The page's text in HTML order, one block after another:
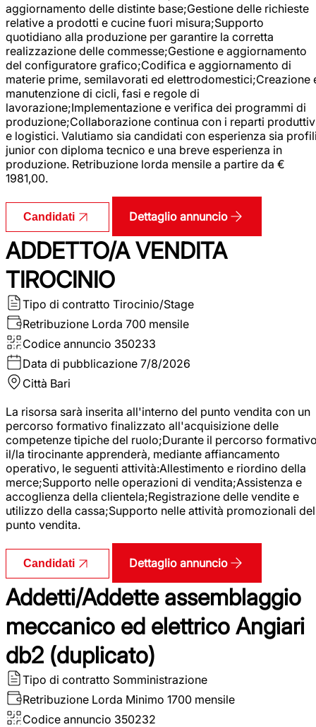
aggiornamento delle distinte base;Gestione delle richieste
relative a prodotti e cucine fuori misura;Supporto
quotidiano alla produzione per garantire la corretta
realizzazione delle commesse;Gestione e aggiornamento
del configuratore grafico;Codifica e aggiornamento di
materie prime, semilavorati ed elettrodomestici;Creazione
manutenzione di cicli, fasi e regole di
lavorazione;Implementazione e verifica dei programmi di
produzione;Collaborazione continua con i reparti
e logistici. Valutiamo sia candidati con esperienza sia
junior con diploma tecnico e una breve esperienza in
produzione. Retribuzione lorda mensile a partire da €
1981,00.
Candidati Dettaglio annuncio
ADDETTO/A VENDITA
TIROCINIO
Tipo di contratto Tirocinio/Stage
Retribuzione Lorda 700 mensile
Codice annuncio 350233
Data di pubblicazione 7/8/2026
Città Bari
La risorsa sarà inserita all'interno del punto vendita con un
percorso formativo finalizzato all'acquisizione delle
competenze tipiche del ruolo;Durante il percorso
il/la tirocinante apprenderà, mediante affiancamento
operativo, le seguenti attività:Allestimento e riordino della
merce;Supporto nelle operazioni di vendita;Assistenza e
accoglienza della clientela;Registrazione delle vendite e
utilizzo della cassa;Supporto nelle attività promozionali del
punto vendita.
Candidati Dettaglio annuncio
Addetti/Addette assemblaggio
meccanico ed elettrico Angiari
db2 (duplicato)
Tipo di contratto Somministrazione
Retribuzione Lorda Minimo 1700 mensile
Codice annuncio 350232